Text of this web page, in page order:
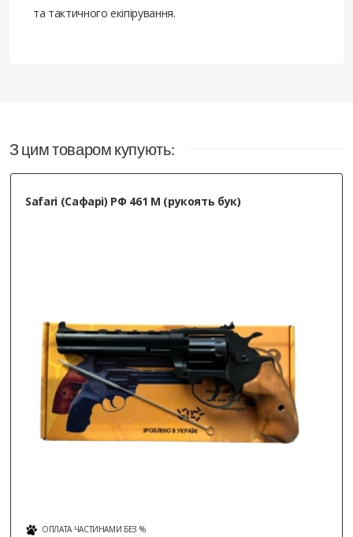
та тактичного екіпірування.
З цим товаром купують:
Safari (Сафарі) РФ 461 М (рукоять бук)
ОПЛАТА ЧАСТИНАМИ БЕЗ %